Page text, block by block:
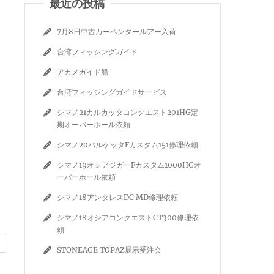
7月8日中古カーペンタールアー入荷
台湾フィッシングガイド
アカメガイド船
台湾フィッシングガイドサービス
シマノ21カルカッタコンクエスト201HG定
期オーバーホール依頼
シマノ20バルケッタFカスタム151修理依頼
シマノ19オシアジガーFカスタム1000HGオ
ーバーホール依頼
シマノ18アンタレスDC MD修理依頼
シマノ18オシアコンクエストCT300修理依
頼
STONEAGE TOPAZ展示受注会